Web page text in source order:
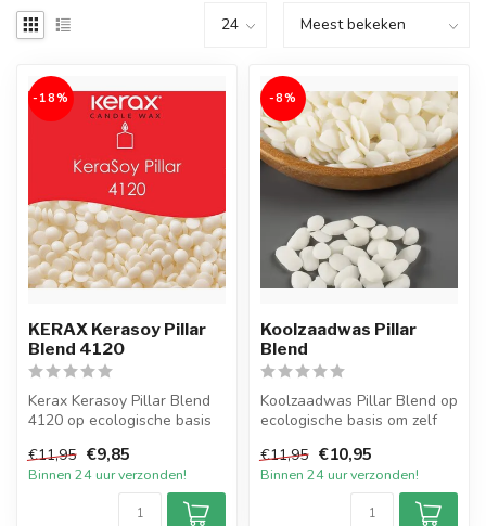
-18%
KERAX Kerasoy Pillar
Blend 4120
Kerax Kerasoy Pillar Blend
4120 op ecologische basis
€11,95 €9,85
Binnen 24 uur verzonden!
-8%
Koolzaadwas Pillar
Blend
Koolzaadwas Pillar Blend op
ecologische basis om zelf
€11,95 €10,95
Binnen 24 uur verzonden!